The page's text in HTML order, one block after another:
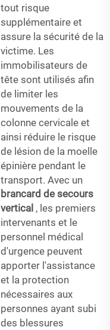
tout risque
supplémentaire et
assure la sécurité de la
victime. Les
immobilisateurs de
tête sont utilisés afin
de limiter les
mouvements de la
colonne cervicale et
ainsi réduire le risque
de lésion de la moelle
épinière pendant le
transport. Avec un
brancard de secours
vertical , les premiers
intervenants et le
personnel médical
d'urgence peuvent
apporter l'assistance
et la protection
nécessaires aux
personnes ayant subi
des blessures